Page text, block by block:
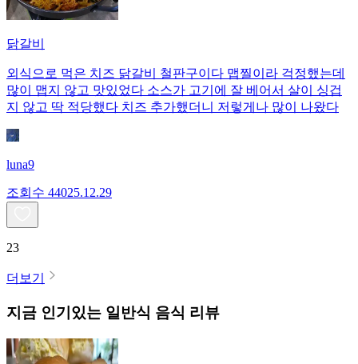
닭갈비
외식으로 먹은 치즈 닭갈비 철판구이다 맵찔이라 걱정했는데
많이 맵지 않고 맛있었다 소스가 고기에 잘 베어서 살이 싱겁
지 않고 딱 적당했다 치즈 추가했더니 저렇게나 많이 나왔다
luna9
조회수 44025.12.29
23
더보기
지금 인기있는 일반식 음식 리뷰